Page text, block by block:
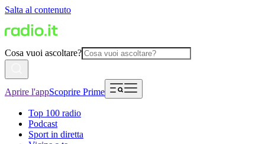
Salta al contenuto
Cosa vuoi ascoltare?
Aprire l'appScoprire Prime
Top 100 radio
Podcast
Sport in diretta